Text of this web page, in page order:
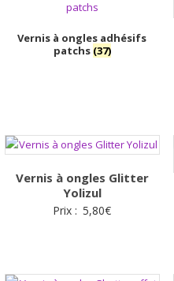
Vernis à ongles adhésifs
patchs (37)
Vernis à ongles Glitter
Yolizul
Prix : 5,80€